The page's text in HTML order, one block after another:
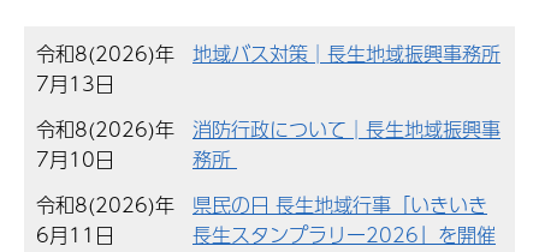
令和8(2026)年
7月13日
地域バス対策│長生地域振興事務所
令和8(2026)年
7月10日
消防行政について│長生地域振興事
務所
令和8(2026)年
6月11日
県民の日 長生地域行事「いきいき
長生スタンプラリー2026」を開催